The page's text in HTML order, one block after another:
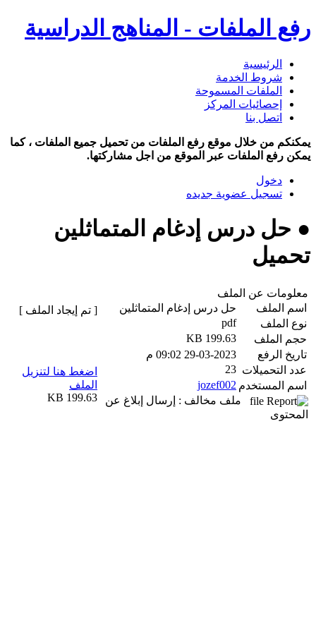
رفع الملفات - المناهج الدراسية
الرئيسية
شروط الخدمة
الملفات المسموحة
إحصائيات المركز
اتصل بنا
يمكنكم من خلال موقع رفع الملفات من تحميل جميع الملفات ، كما
يمكن رفع الملفات عبر الموقع من اجل مشاركتها.
دخول
تسجيل عضوية جديده
● حل درس إدغام المتماثلين
تحميل
معلومات عن الملف
اسم الملف
حل درس إدغام المتماثلين
نوع الملف
pdf
حجم الملف
199.63 KB
تاريخ الرفع
29-03-2023 09:02 م
عدد التحميلات 23
اسم المستخدم jozef002
ملف مخالف : إرسال إبلاغ عن
المحتوى
[ تم إيجاد الملف ]
اضغط هنا لتنزيل
الملف
199.63 KB